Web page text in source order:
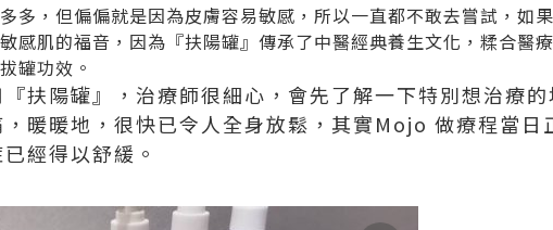
多，但偏偏就是因為皮膚容易敏感，所以一直都不敢去嘗試，如
感肌的福音，因為『扶陽罐』傳承了中醫經典養生文化，糅合醫
罐功效。
扶陽罐』，治療師很細心，會先了解一下特別想治療
暖暖地，很快已令人全身放鬆，其實Mojo 做療程當日
經得以舒緩。